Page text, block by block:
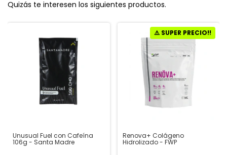
Quizás te interesen los siguientes productos.
Unusual Fuel con Cafeína
106g - Santa Madre
Renova+ Colágeno
Hidrolizado - FWP